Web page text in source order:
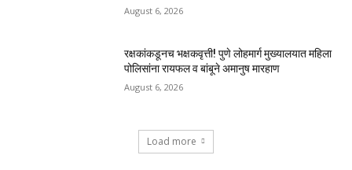
August 6, 2026
रक्षकांकडूनच भक्षकवृत्ती! पुणे लोहमार्ग मुख्यालयात महिला
पोलिसांना रायफल व बांबूने अमानुष मारहाण
August 6, 2026
Load more